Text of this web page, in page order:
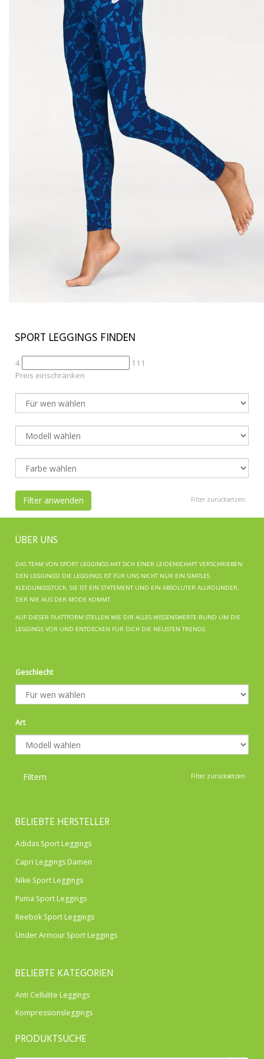
SPORT LEGGINGS FINDEN
4
111
Preis einschränken
Filter zurücksetzen
Filter anwenden
ÜBER UNS
DAS TEAM VON SPORT LEGGINGS HAT SICH EINER LEIDENSCHAFT VERSCHRIEBEN:
DEN LEGGINGS! DIE LEGGINGS IST FÜR UNS NICHT NUR EIN SIMPLES
KLEIDUNGSSTÜCK, SIE IST EIN STATEMENT UND EIN ABSOLUTER ALLROUNDER,
DER NIE AUS DER MODE KOMMT.
AUF DIESER PLATTFORM STELLEN WIE DIR ALLES WISSENSWERTE RUND UM DIE
LEGGINGS VOR UND ENTDECKEN FÜR DICH DIE NEUSTEN TRENDS.
Geschlecht
Art
Filter zurücksetzen
Filtern
BELIEBTE HERSTELLER
Adidas Sport Leggings
Capri Leggings Damen
Nike Sport Leggings
Puma Sport Leggings
Reebok Sport Leggings
Under Armour Sport Leggings
BELIEBTE KATEGORIEN
Anti Cellulite Leggings
Kompressionsleggings
PRODUKTSUCHE